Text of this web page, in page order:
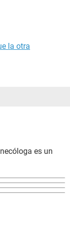
la otra
es un